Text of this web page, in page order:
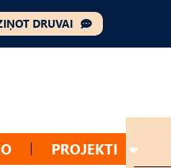
DRUVAI
PROJEKTI